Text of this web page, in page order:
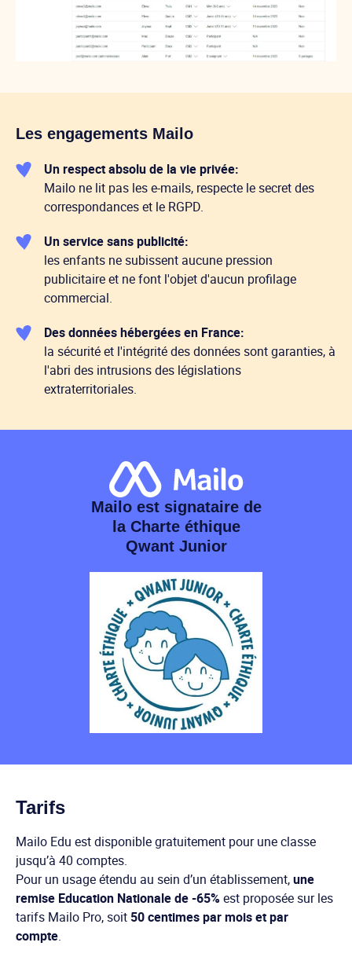
Les engagements Mailo
Un respect absolu de la vie privée:
Mailo ne lit pas les e-mails, respecte le secret des
correspondances et le RGPD.
Un service sans publicité:
les enfants ne subissent aucune pression
publicitaire et ne font l'objet d'aucun profilage
commercial.
Des données hébergées en France:
la sécurité et l'intégrité des données sont garanties, à
l'abri des intrusions des législations
extraterritoriales.
Mailo est signataire de
la Charte éthique
Qwant Junior
Tarifs
Mailo Edu est disponible gratuitement pour une classe
jusqu’à 40 comptes.
Pour un usage étendu au sein d’un établissement,une
remise Education Nationale de -65%est proposée sur les
tarifs Mailo Pro, soit 50 centimes par mois et par
compte.